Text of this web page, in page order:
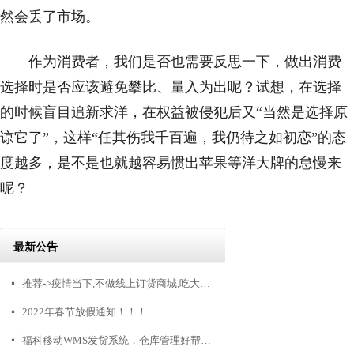
然会丢了市场。
作为消费者，我们是否也需要反思一下，做出消费
选择时是否应该避免攀比、量入为出呢？试想，在选择
的时候盲目追新求洋，在权益被侵犯后又“当然是选择原
谅它了”，这样“任其伤我千百遍，我仍待之如初恋”的态
度越多，是不是也就越容易惯出苹果等洋大牌的怠慢来
呢？
最新公告
넷 推荐->疫情当下,不做线上订货商城,吃大亏!!!
넷 2022年春节放假通知！！！
넷 福科移动WMS发货系统，仓库管理好帮手！